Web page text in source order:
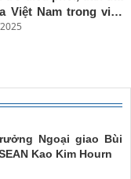
Việt Nam trong việc
đa phương, đoàn
Ngoại giao Bùi
Kao Kim Hourn